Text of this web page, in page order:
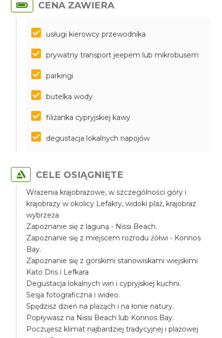
CENA ZAWIERA
usługi kierowcy przewodnika
prywatny transport jeepem lub mikrobusem
parkingi
butelka wody
filiżanka cypryjskiej kawy
degustacja lokalnych napojów
CELE OSIĄGNIĘTE
Wrażenia krajobrazowe, w szczególności góry i
krajobrazy w okolicy Lefakry, widoki plaż, krajobraz
wybrzeża
Zapoznanie się z laguną - Nissi Beach.
Zapoznanie się z miejscem rozrodu żółwi - Konnos
Bay.
Zapoznanie się z górskimi stanowiskami wiejskimi
Kato Dris i Lefkara
Degustacja lokalnych win i cypryjskiej kuchni.
Sesja fotograficzna i wideo.
Spędzisz dzień na plażąch i na łonie natury.
Popływasz na Nissi Beach lub Konnos Bay.
Poczujesz klimat najbardziej tradycyjnej i plażowej